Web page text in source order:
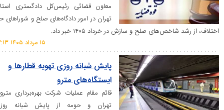
معاون قضائی رئیس‌کل دادگستری استان
تهران در امور دادگاه‌های صلح و شوراهای حل
صلح و سازش در خرداد ۱۴۰۵ خبر داد.
پایش شبانه روزی تهویه قطار‌ها و
ایستگاه‌های مترو
قائم مقام عملیات شرکت بهره‌برداری متروی
تهران و حومه از پایش شبانه روزی